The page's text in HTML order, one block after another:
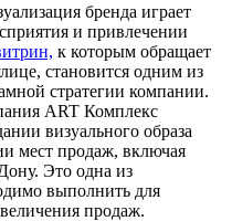
бренда играет
и привлечении
к которым обращает
становится одним из
стратегии компании.
ART Комплекс
визуального образа
мест продаж, включая
Это одна из
выполнить для
продаж.